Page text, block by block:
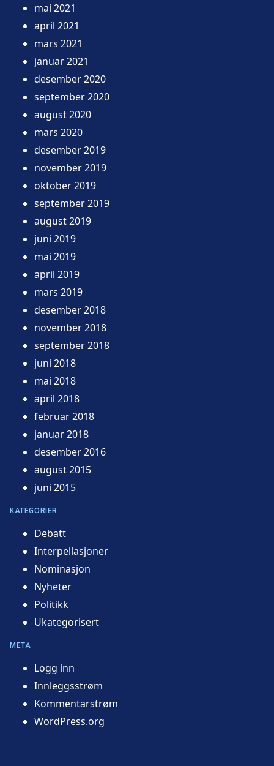
mai 2021
april 2021
mars 2021
januar 2021
desember 2020
september 2020
august 2020
mars 2020
desember 2019
november 2019
oktober 2019
september 2019
august 2019
juni 2019
mai 2019
april 2019
mars 2019
desember 2018
november 2018
september 2018
juni 2018
mai 2018
april 2018
februar 2018
januar 2018
desember 2016
august 2015
juni 2015
KATEGORIER
Debatt
Interpellasjoner
Nominasjon
Nyheter
Politikk
Ukategorisert
META
Logg inn
Innleggsstrøm
Kommentarstrøm
WordPress.org